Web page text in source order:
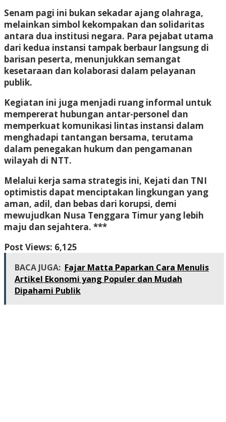
Senam pagi ini bukan sekadar ajang olahraga,
melainkan simbol kekompakan dan solidaritas
antara dua institusi negara. Para pejabat utama
dari kedua instansi tampak berbaur langsung di
barisan peserta, menunjukkan semangat
kesetaraan dan kolaborasi dalam pelayanan
publik.
Kegiatan ini juga menjadi ruang informal untuk
mempererat hubungan antar-personel dan
memperkuat komunikasi lintas instansi dalam
menghadapi tantangan bersama, terutama
dalam penegakan hukum dan pengamanan
wilayah di NTT.
Melalui kerja sama strategis ini, Kejati dan TNI
optimistis dapat menciptakan lingkungan yang
aman, adil, dan bebas dari korupsi, demi
mewujudkan Nusa Tenggara Timur yang lebih
maju dan sejahtera. ***
Post Views: 6,125
BACA JUGA: Fajar Matta Paparkan Cara Menulis
Artikel Ekonomi yang Populer dan Mudah
Dipahami Publik